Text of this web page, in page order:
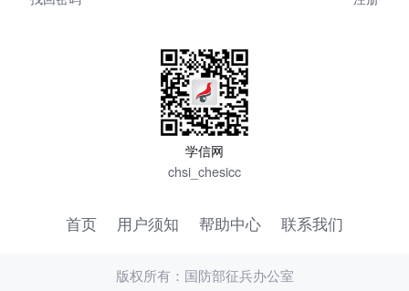
学信网
chsi_chesicc
首页 用户须知 帮助中心 联系我们
版权所有：国防部征兵办公室